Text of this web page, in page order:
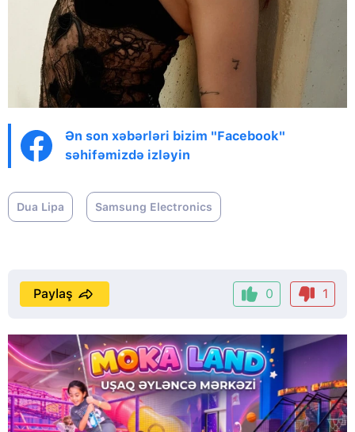
Ən son xəbərləri bizim "Facebook"
səhifəmizdə izləyin
Dua Lipa Samsung Electronics
0 1
Paylaş